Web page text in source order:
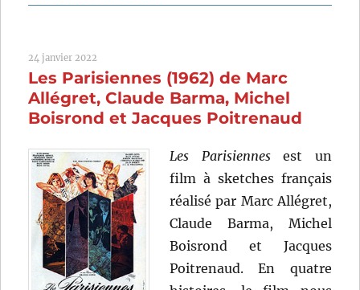
Un
(1963)
de
Pierre
24 janvier 2022
Les Parisiennes (1962) de Marc
Allégret, Claude Barma, Michel
Boisrond et Jacques Poitrenaud
Les Parisiennesest un
film à sketches français
réalisé par Marc Allégret,
Claude Barma, Michel
Boisrond et Jacques
Poitrenaud. En quatre